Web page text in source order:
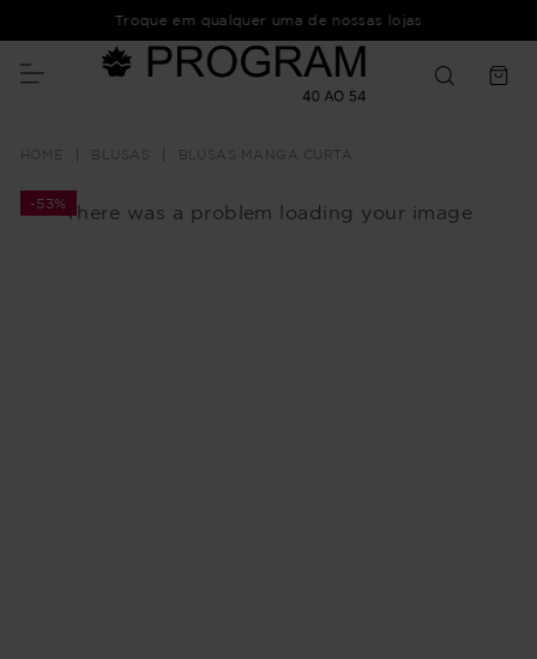
Troque em qualquer uma de nossas lojas
BLUSAS BLUSAS MANGA CURTA
There was a problem loading your image
-53%